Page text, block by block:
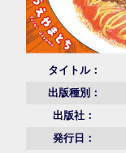
タイトル：
出版種別：
出版社：
発行日：